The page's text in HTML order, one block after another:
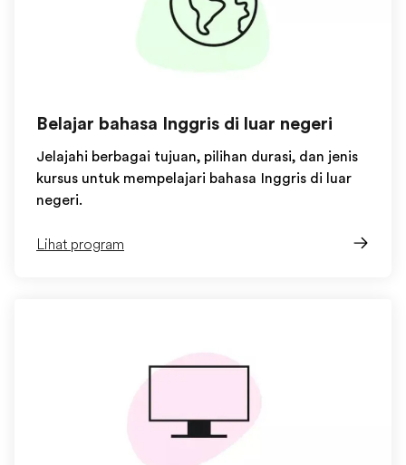
Belajar bahasa Inggris di luar negeri
Jelajahi berbagai tujuan, pilihan durasi, dan jenis
kursus untuk mempelajari bahasa Inggris di luar
negeri.
Lihat program